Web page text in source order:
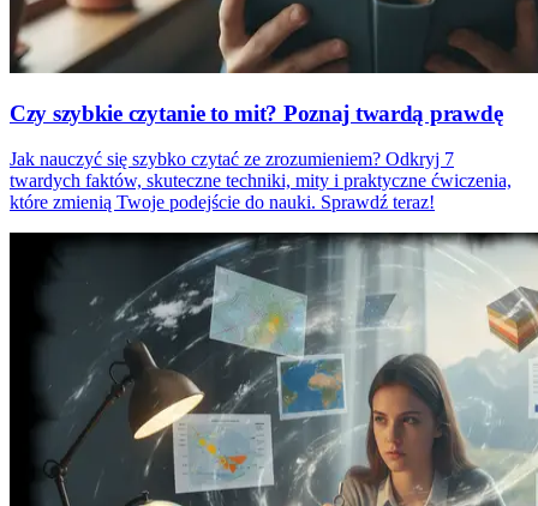
Czy szybkie czytanie to mit? Poznaj twardą prawdę
Jak nauczyć się szybko czytać ze zrozumieniem? Odkryj 7
twardych faktów, skuteczne techniki, mity i praktyczne ćwiczenia,
które zmienią Twoje podejście do nauki. Sprawdź teraz!